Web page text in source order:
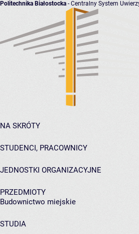
Politechnika Białostocka - Centralny System
NA SKRÓTY
STUDENCI, PRACOWNICY
JEDNOSTKI ORGANIZACYJNE
PRZEDMIOTY
Budownictwo miejskie
STUDIA